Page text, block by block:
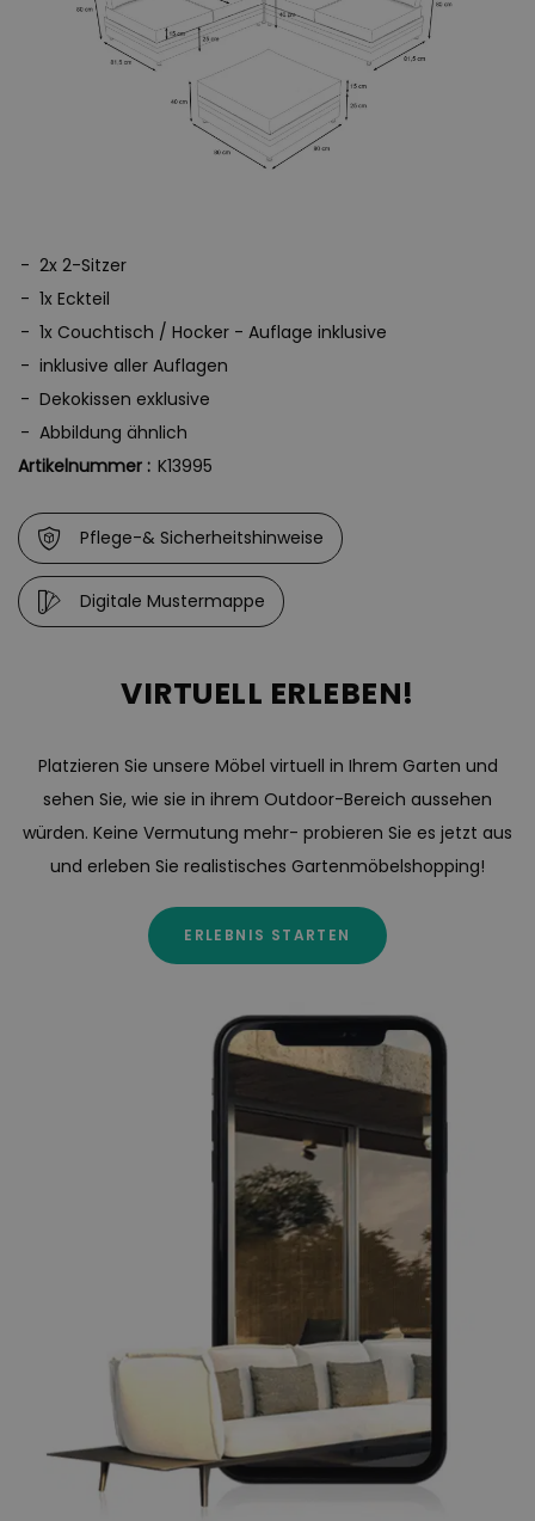
2x 2-Sitzer
1x Eckteil
1x Couchtisch / Hocker - Auflage inklusive
inklusive aller Auflagen
Dekokissen exklusive
Abbildung ähnlich
Artikelnummer : K13995
Pflege-& Sicherheitshinweise
Digitale Mustermappe
VIRTUELL ERLEBEN!
Platzieren Sie unsere Möbel virtuell in Ihrem Garten und
sehen Sie, wie sie in ihrem Outdoor-Bereich aussehen
würden. Keine Vermutung mehr- probieren Sie es jetzt aus
und erleben Sie realistisches Gartenmöbelshopping!
ERLEBNIS STARTEN